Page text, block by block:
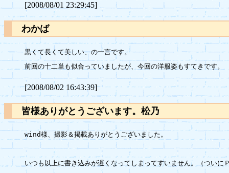
[2008/08/01 23:29:45]
わかば
黒くて長くて美しい、の一言です。
[2008/08/02 16:43:39]
皆様ありがとうございます。松乃
wind様、撮影＆掲載ありがとうございました。
いつも以上に書き込みが遅くなってしまってすいません。（ついに